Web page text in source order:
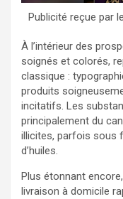
Publicité reçue par
À l’intérieur des
soignés et colorés,
classique :
produits
incitatifs. Les
principalement du
illicites, parfois sous
d’huiles.
Plus étonnant
livraison à domicile